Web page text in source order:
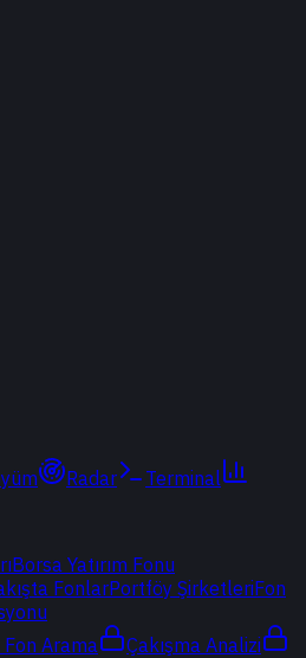
Radar
Terminal
Borsa Yatırım Fonu
FonlarPortföy ŞirketleriFon
Fon Arama
Çakışma Analizi